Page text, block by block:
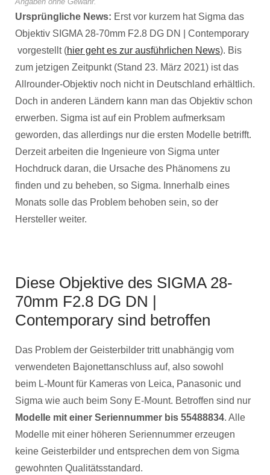
Ursprüngliche News: Erst vor kurzem hat Sigma das
Objektiv SIGMA 28-70mm F2.8 DG DN | Contemporary
vorgestellt (hier geht es zur ausführlichen News). Bis
zum jetzigen Zeitpunkt (Stand 23. März 2021) ist das
Allrounder-Objektiv noch nicht in Deutschland erhältlich.
Doch in anderen Ländern kann man das Objektiv schon
erwerben. Sigma ist auf ein Problem aufmerksam
geworden, das allerdings nur die ersten Modelle betrifft.
Derzeit arbeiten die Ingenieure von Sigma unter
Hochdruck daran, die Ursache des Phänomens zu
finden und zu beheben, so Sigma. Innerhalb eines
Monats solle das Problem behoben sein, so der
Hersteller weiter.
Diese Objektive des SIGMA 28-
70mm F2.8 DG DN |
Contemporary sind betroffen
Das Problem der Geisterbilder tritt unabhängig vom
verwendeten Bajonettanschluss auf, also sowohl
beim L-Mount für Kameras von Leica, Panasonic und
Sigma wie auch beim Sony E-Mount. Betroffen sind nur
Modelle mit einer Seriennummer bis 55488834. Alle
Modelle mit einer höheren Seriennummer erzeugen
keine Geisterbilder und entsprechen dem von Sigma
gewohnten Qualitätsstandard.